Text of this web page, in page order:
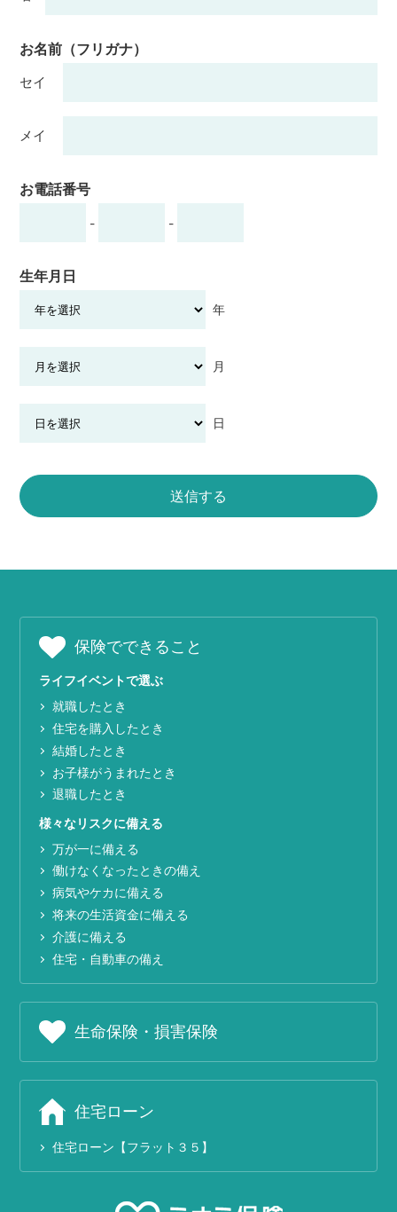
お名前（フリガナ）
セイ
メイ
お電話番号
- -
生年月日
年
月
日
保険でできること
ライフイベントで選ぶ
就職したとき
住宅を購入したとき
結婚したとき
お子様がうまれたとき
退職したとき
様々なリスクに備える
万が一に備える
働けなくなったときの備え
病気やケカに備える
将来の生活資金に備える
介護に備える
住宅・自動車の備え
生命保険・損害保険
住宅ローン
住宅ローン【フラット３５】